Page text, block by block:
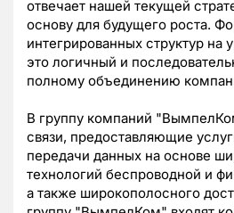
отвечает нашей текущей
основу для будущего роста.
интегрированных структур на
это логичный и
полному объединению
В группу компаний
связи, предоставляющие
передачи данных на основе
технологий беспроводной и
а также широкополосного